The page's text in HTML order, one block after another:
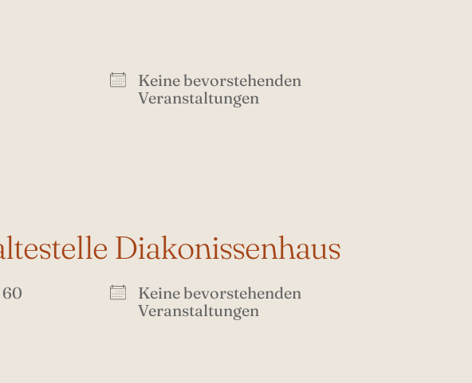
Keine bevorstehenden
Veranstaltungen
Diakonissenhaus
Keine bevorstehenden
Veranstaltungen